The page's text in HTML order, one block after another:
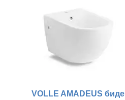
VOLLE AMADEUS биде